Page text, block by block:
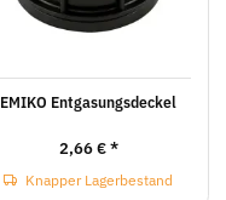
EMIKO Entgasungsdeckel
2,66 €*
Knapper Lagerbestand